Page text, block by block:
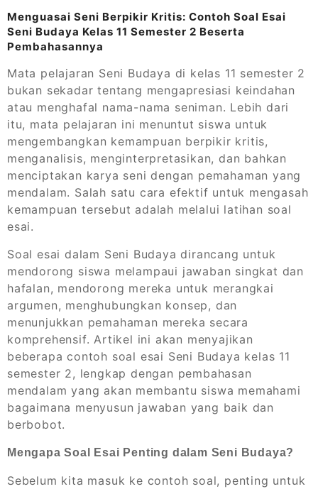
Menguasai Seni Berpikir Kritis: Contoh Soal Esai
Seni Budaya Kelas 11 Semester 2 Beserta
Pembahasannya
Mata pelajaran Seni Budaya di kelas 11 semester 2
bukan sekadar tentang mengapresiasi keindahan
atau menghafal nama-nama seniman. Lebih dari
itu, mata pelajaran ini menuntut siswa untuk
mengembangkan kemampuan berpikir kritis,
menganalisis, menginterpretasikan, dan bahkan
menciptakan karya seni dengan pemahaman yang
mendalam. Salah satu cara efektif untuk mengasah
kemampuan tersebut adalah melalui latihan soal
esai.
Soal esai dalam Seni Budaya dirancang untuk
mendorong siswa melampaui jawaban singkat dan
hafalan, mendorong mereka untuk merangkai
argumen, menghubungkan konsep, dan
menunjukkan pemahaman mereka secara
komprehensif. Artikel ini akan menyajikan
beberapa contoh soal esai Seni Budaya kelas 11
semester 2, lengkap dengan pembahasan
mendalam yang akan membantu siswa memahami
bagaimana menyusun jawaban yang baik dan
berbobot.
Mengapa Soal Esai Penting dalam Seni Budaya?
Sebelum kita masuk ke contoh soal, penting untuk